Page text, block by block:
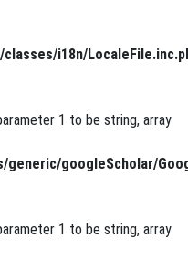
i18n/
1 to be string, array
googleScholar/
1 to be string, array